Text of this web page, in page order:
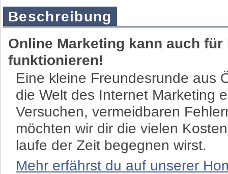
Beschreibung
Online Marketing kann auch
funktionieren!
Eine kleine Freundesrunde aus
die Welt des Internet Marketing
Versuchen, vermeidbaren
möchten wir dir die vielen
laufe der Zeit begegnen wirst.
Mehr erfährst du auf unserer